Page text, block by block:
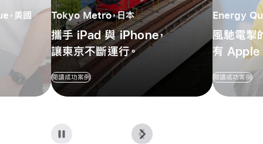
Tokyo Metro，日本
攜手 iPad與 iPhone，
讓東京不斷運行。
閱讀成功案例
Energy
風馳電掣
有 Apple
閱讀成功案例
美國